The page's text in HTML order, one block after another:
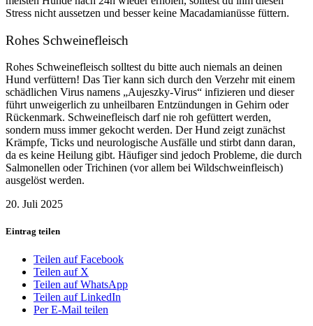
Stress nicht aussetzen und besser keine Macadamianüsse füttern.
Rohes Schweinefleisch
Rohes Schweinefleisch solltest du bitte auch niemals an deinen
Hund verfüttern! Das Tier kann sich durch den Verzehr mit einem
schädlichen Virus namens „Aujeszky-Virus“ infizieren und dieser
führt unweigerlich zu unheilbaren Entzündungen in Gehirn oder
Rückenmark. Schweinefleisch darf nie roh gefüttert werden,
sondern muss immer gekocht werden. Der Hund zeigt zunächst
Krämpfe, Ticks und neurologische Ausfälle und stirbt dann daran,
da es keine Heilung gibt. Häufiger sind jedoch Probleme, die durch
Salmonellen oder Trichinen (vor allem bei Wildschweinfleisch)
ausgelöst werden.
20. Juli 2025
Eintrag teilen
Teilen auf Facebook
Teilen auf X
Teilen auf WhatsApp
Teilen auf LinkedIn
Per E-Mail teilen